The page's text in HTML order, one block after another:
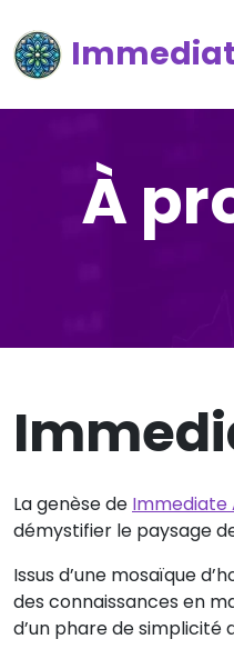
À
La genèse de Immediate
démystifier le paysage
Issus d’une mosaïque
des connaissances en
d’un phare de simplicité